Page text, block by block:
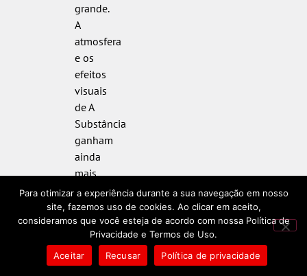
grande.
A
atmosfera
e os
efeitos
visuais
de A
Substância
ganham
ainda
mais
impacto
no
cinema,
proporcionando
ao
Para otimizar a experiência durante a sua navegação em nosso
site, fazemos uso de cookies. Ao clicar em aceito,
consideramos que você esteja de acordo com nossa Política de
Privacidade e Termos de Uso.
Aceitar
Recusar Política de privacidade